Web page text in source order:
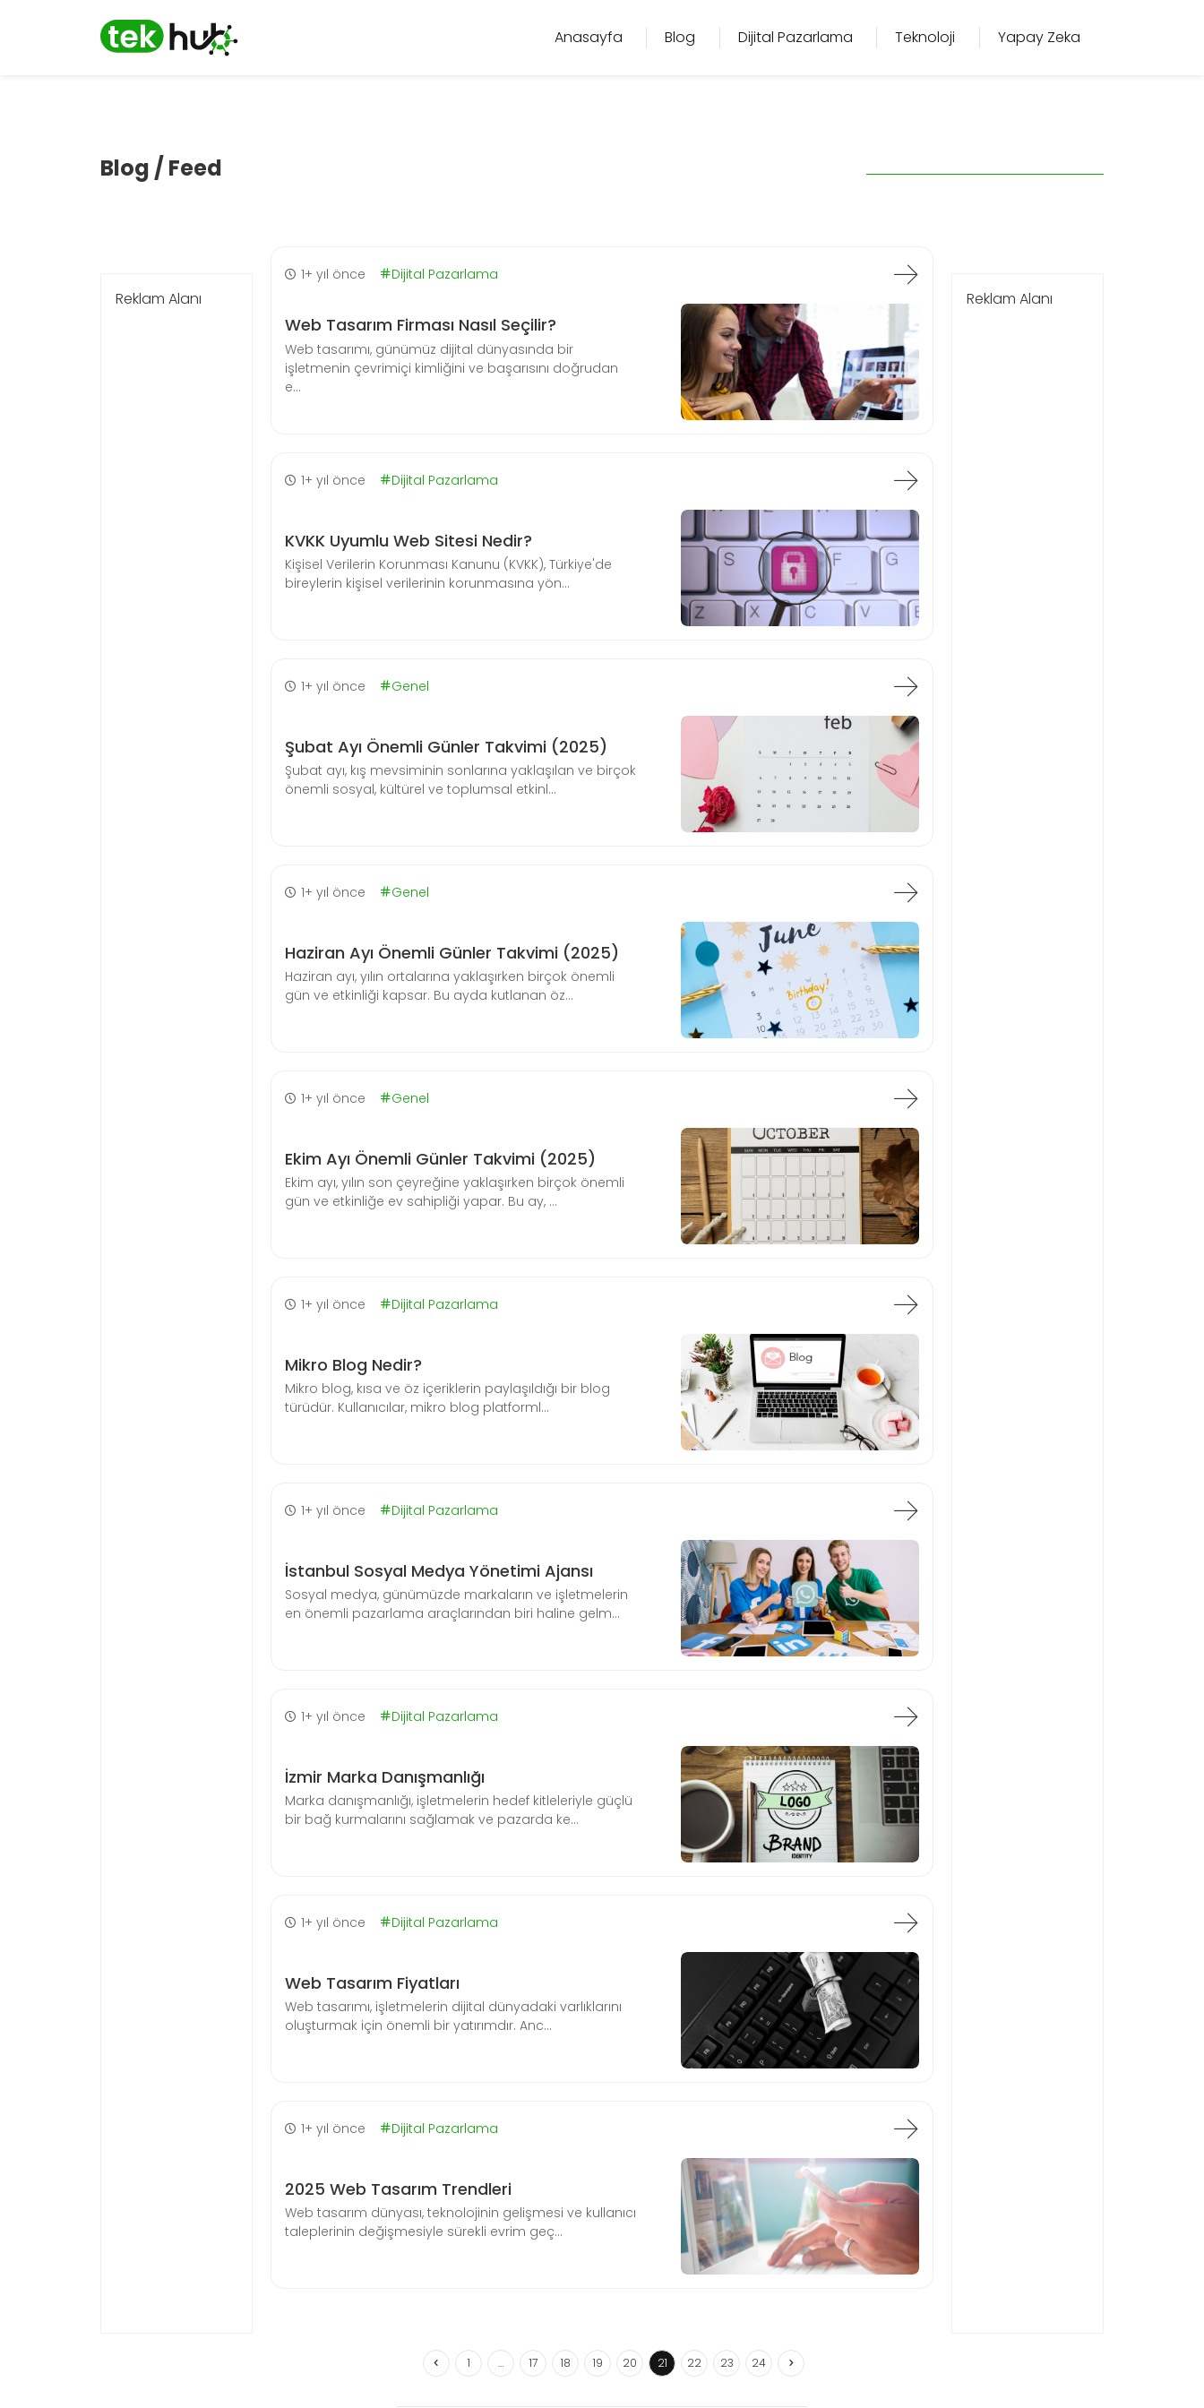
Anasayfa Blog Dijital Pazarlama Teknoloji Yapay Zeka
Blog / Feed
Reklam Alanı
1+ yıl önce Dijital Pazarlama
Web Tasarım Firması Nasıl Seçilir?
Web tasarımı, günümüz dijital dünyasında bir
işletmenin çevrimiçi kimliğini ve başarısını doğrudan
e...
1+ yıl önce Dijital Pazarlama
KVKK Uyumlu Web Sitesi Nedir?
Kişisel Verilerin Korunması Kanunu (KVKK), Türkiye'de
bireylerin kişisel verilerinin korunmasına yön...
1+ yıl önce Genel
Şubat Ayı Önemli Günler Takvimi (2025)
Şubat ayı, kış mevsiminin sonlarına yaklaşılan ve birçok
önemli sosyal, kültürel ve toplumsal etkinl...
1+ yıl önce Genel
Haziran Ayı Önemli Günler Takvimi (2025)
Haziran ayı, yılın ortalarına yaklaşırken birçok önemli
gün ve etkinliği kapsar. Bu ayda kutlanan öz...
1+ yıl önce Genel
Ekim Ayı Önemli Günler Takvimi (2025)
Ekim ayı, yılın son çeyreğine yaklaşırken birçok önemli
gün ve etkinliğe ev sahipliği yapar. Bu ay, ...
1+ yıl önce Dijital Pazarlama
Mikro Blog Nedir?
Mikro blog, kısa ve öz içeriklerin paylaşıldığı bir blog
türüdür. Kullanıcılar, mikro blog platforml...
1+ yıl önce Dijital Pazarlama
İstanbul Sosyal Medya Yönetimi Ajansı
Sosyal medya, günümüzde markaların ve işletmelerin
en önemli pazarlama araçlarından biri haline gelm...
1+ yıl önce Dijital Pazarlama
İzmir Marka Danışmanlığı
Marka danışmanlığı, işletmelerin hedef kitleleriyle güçlü
bir bağ kurmalarını sağlamak ve pazarda ke...
1+ yıl önce Dijital Pazarlama
Web Tasarım Fiyatları
Web tasarımı, işletmelerin dijital dünyadaki varlıklarını
oluşturmak için önemli bir yatırımdır. Anc...
1+ yıl önce Dijital Pazarlama
2025 Web Tasarım Trendleri
Web tasarım dünyası, teknolojinin gelişmesi ve kullanıcı
taleplerinin değişmesiyle sürekli evrim geç...
Reklam Alanı
1 … 17 18 19 20 21 22 23 24